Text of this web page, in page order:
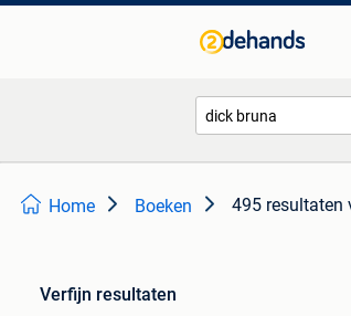
Home Boeken 495 resultaten
Verfijn resultaten